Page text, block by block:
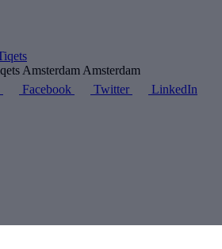
Amsterdam
Facebook Twitter LinkedIn